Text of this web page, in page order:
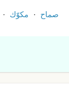
صماح
مكوّك